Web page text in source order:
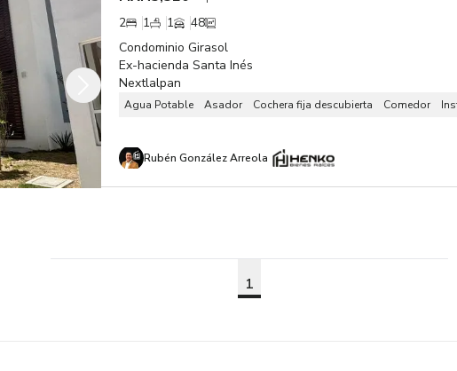
2
1 1
48
Condominio Girasol
Ex-hacienda Santa Inés
Nextlalpan
Agua Potable Asador Cochera fija descubierta Comedor
Rubén González Arreola
1